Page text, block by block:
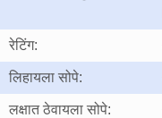
रेटिंग:
लिहायला सोपे:
लक्षात ठेवायला सोपे: